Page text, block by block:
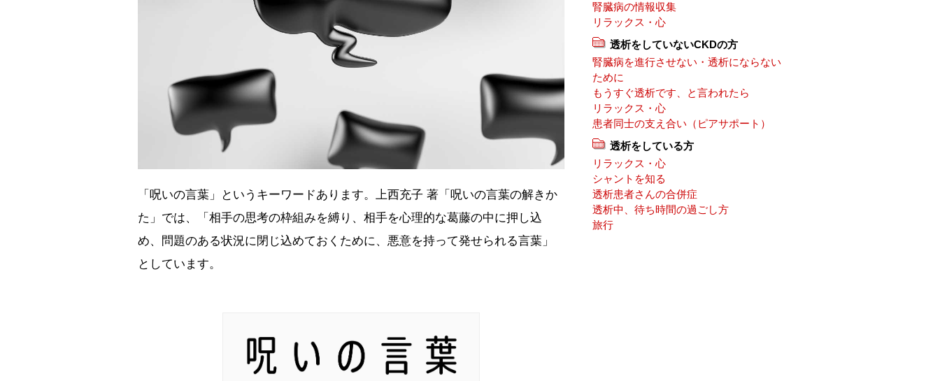
「呪いの言葉」というキーワードあります。上西充子 著「呪いの言葉の解きか
た」では、「相手の思考の枠組みを縛り、相手を心理的な葛藤の中に押し込
め、問題のある状況に閉じ込めておくために、悪意を持って発せられる言葉」
としています。
腎臓病の情報収集
リラックス・心
透析をしていないCKDの方
腎臓病を進行させない・透析にならない
ために
もうすぐ透析です、と言われたら
リラックス・心
患者同士の支え合い（ピアサポート）
透析をしている方
リラックス・心
シャントを知る
透析患者さんの合併症
透析中、待ち時間の過ごし方
旅行